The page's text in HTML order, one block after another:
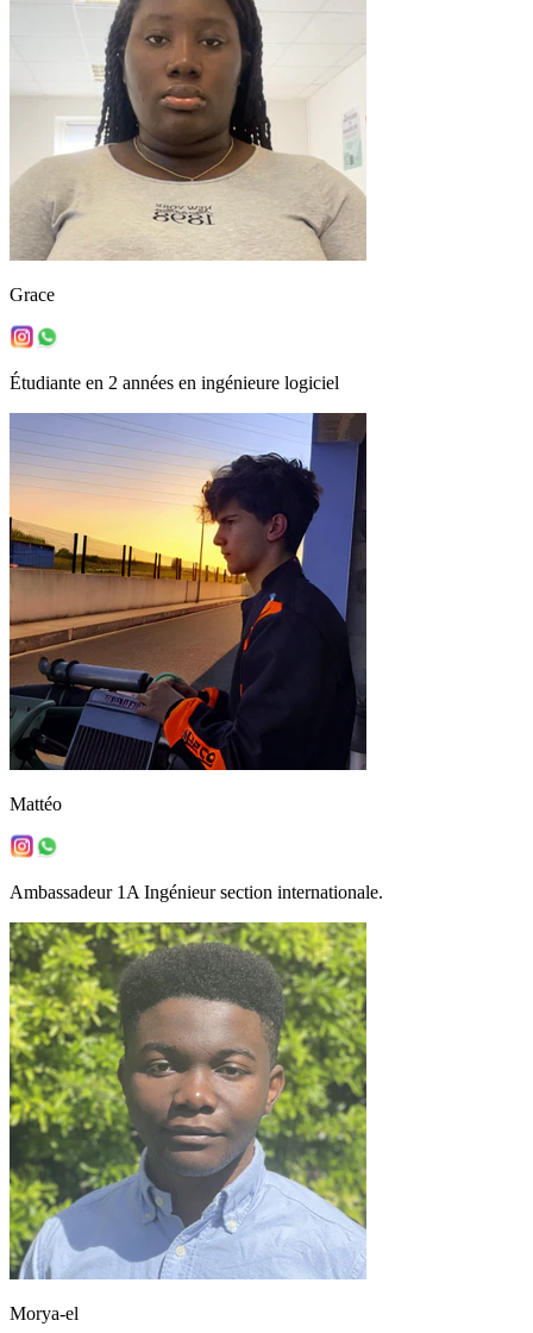
Grace
Étudiante en 2 années en ingénieure logiciel
Mattéo
Ambassadeur 1A Ingénieur section internationale.
Morya-el